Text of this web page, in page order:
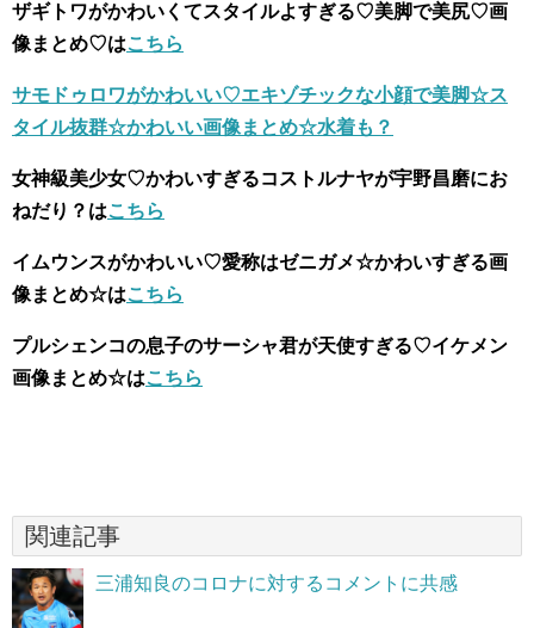
ザギトワがかわいくてスタイルよすぎる♡美脚で美尻♡画
像まとめ♡はこちら
サモドゥロワがかわいい♡エキゾチックな小顔で美脚☆ス
タイル抜群☆かわいい画像まとめ☆水着も？
女神級美少女♡かわいすぎるコストルナヤが宇野昌磨にお
ねだり？はこちら
イムウンスがかわいい♡愛称はゼニガメ☆かわいすぎる画
像まとめ☆はこちら
プルシェンコの息子のサーシャ君が天使すぎる♡イケメン
画像まとめ☆はこちら
関連記事
三浦知良のコロナに対するコメントに共感